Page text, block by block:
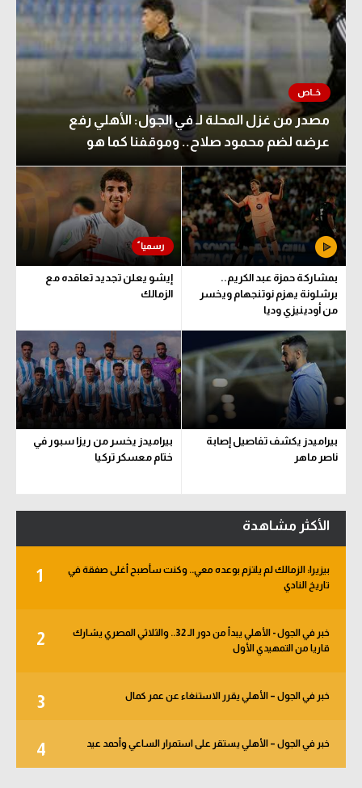
مصدر من غزل المحلة لـ في الجول: الأهلي رفع
عرضه لضم محمود صلاح.. وموقفنا كما هو
بمشاركة حمزة عبد الكريم..
برشلونة يهزم نوتنجهام ويخسر
من أودينيزي وديا
إيشو يعلن تجديد تعاقده مع
الزمالك
بيراميدز يكشف تفاصيل إصابة
ناصر ماهر
بيراميدز يخسر من ريزا سبور في
ختام معسكر تركيا
الأكثر مشاهدة
1
بيزيرا: الزمالك لم يلتزم بوعده معي.. وكنت سأصبح أغلى صفقة في
تاريخ النادي
2
خبر في الجول - الأهلي يبدأ من دور الـ 32.. والثلاثي المصري يشارك
قاريا من التمهيدي الأول
3 خبر في الجول – الأهلي يقرر الاستنغاء عن عمر كمال
4 خبر في الجول – الأهلي يستقر على استمرار الساعي وأحمد عيد